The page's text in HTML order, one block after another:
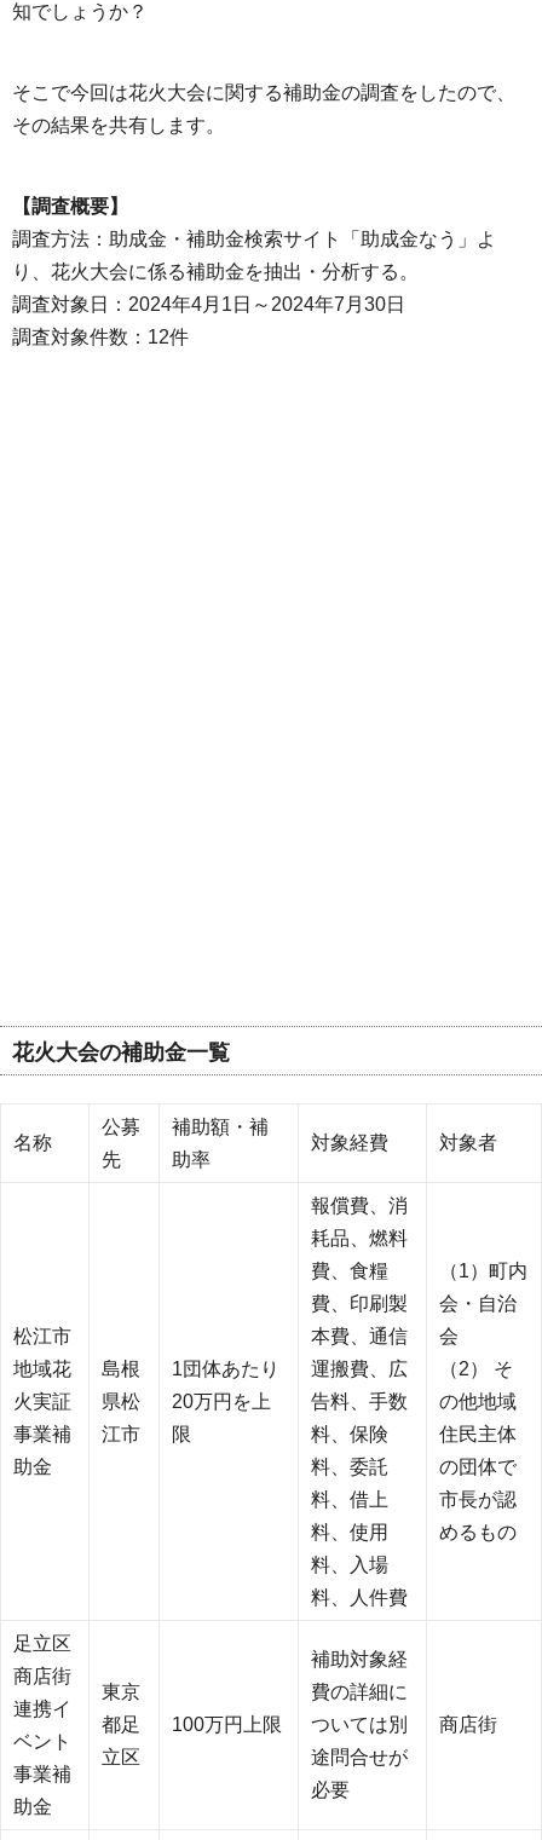
知でしょうか？
そこで今回は花火大会に関する補助金の調査をしたので、
その結果を共有します。
【調査概要】
調査方法：助成金・補助金検索サイト「助成金なう」よ
り、花火大会に係る補助金を抽出・分析する。
調査対象日：2024年4月1日～2024年7月30日
調査対象件数：12件
花火大会の補助金一覧
名称
公募
先
補助額・補
助率
対象経費 対象者
松江市
地域花
火実証
事業補
助金
島根
県松
江市
1団体あたり
20万円を上
限
報償費、消
耗品、燃料
費、食糧
費、印刷製
本費、通信
運搬費、広
告料、手数
料、保険
料、委託
料、借上
料、使用
料、入場
料、人件費
（1）町内
会・自治
会
（2） そ
の他地域
住民主体
の団体で
市長が認
めるもの
足立区
商店街
連携イ
ベント
事業補
助金
東京
都足
立区
100万円上限
補助対象経
費の詳細に
ついては別
途問合せが
必要
商店街